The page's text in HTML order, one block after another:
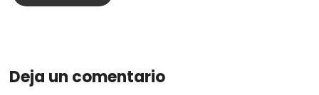
Deja un comentario